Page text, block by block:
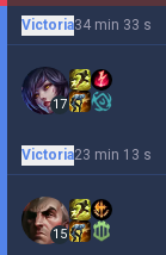
Victoria34 min 33 s
17
Victoria23 min 13 s
15